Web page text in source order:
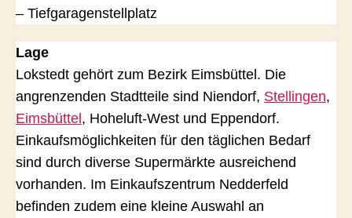
– Tiefgaragenstellplatz
Lage
Lokstedt gehört zum Bezirk Eimsbüttel. Die
angrenzenden Stadtteile sind Niendorf, Stellingen,
Eimsbüttel , Hoheluft-West und Eppendorf.
Einkaufsmöglichkeiten für den täglichen Bedarf
sind durch diverse Supermärkte ausreichend
vorhanden. Im Einkaufszentrum Nedderfeld
befinden zudem eine kleine Auswahl an